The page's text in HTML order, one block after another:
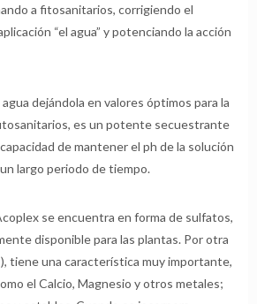
a fitosanitarios, corrigiendo el
“el agua” y potenciando la acción
dejándola en valores óptimos para la
es un potente secuestrante
de mantener el ph de la solución
largo periodo de tiempo.
se encuentra en forma de sulfatos,
disponible para las plantas. Por otra
tiene una característica muy importante,
el Calcio, Magnesio y otros metales;